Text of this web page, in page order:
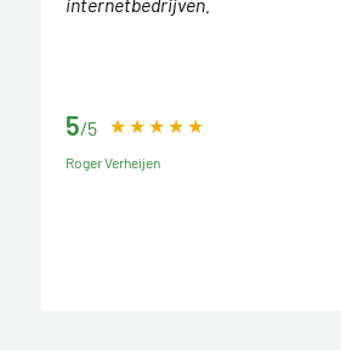
internetbedrijven.
5/5
Roger Verheijen